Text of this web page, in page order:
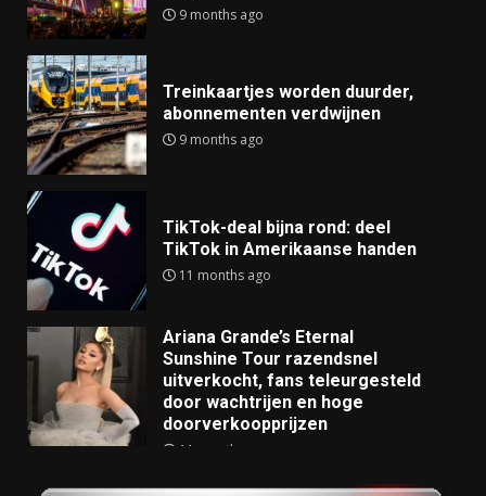
9 months ago
Treinkaartjes worden duurder,
abonnementen verdwijnen
9 months ago
TikTok-deal bijna rond: deel
TikTok in Amerikaanse handen
11 months ago
Ariana Grande’s Eternal
Sunshine Tour razendsnel
uitverkocht, fans teleurgesteld
door wachtrijen en hoge
doorverkoopprijzen
11 months ago